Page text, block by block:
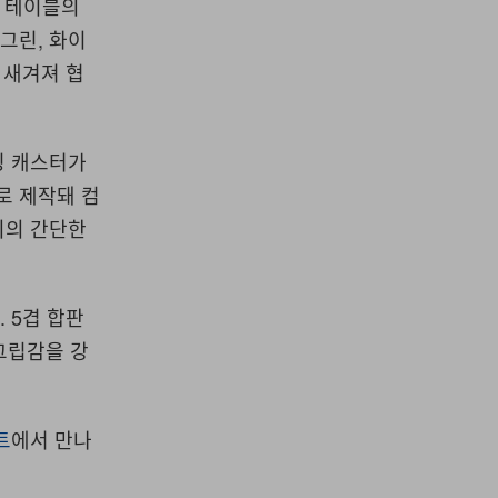
린, 화이
겨져 협
캐스터가
제작돼 컴
간단한
. 5겹 합판
립감을 강
에서 만나